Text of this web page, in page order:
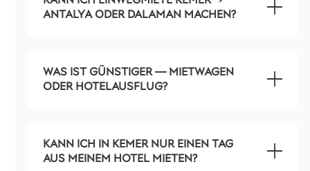
ANTALYA ODER DALAMAN MACHEN?
WAS IST GÜNSTIGER — MIETWAGEN
ODER HOTELAUSFLUG?
KANN ICH IN KEMER NUR EINEN TAG
AUS MEINEM HOTEL MIETEN?